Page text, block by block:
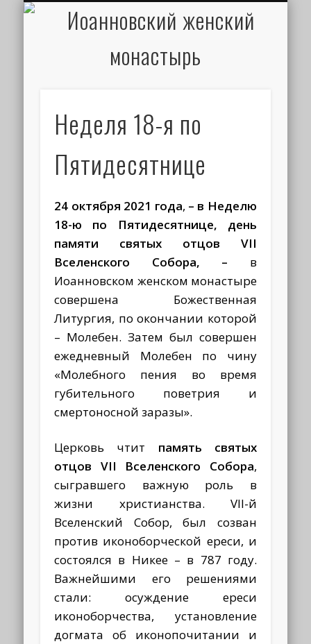
Неделя 18-я по
Пятидесятнице
24 октября 2021 года, – в Неделю
18-ю по Пятидесятнице, день
памяти святых отцов VII
Вселенского Собора, – в
Иоанновском женском монастыре
совершена Божественная
Литургия, по окончании которой
– Молебен. Затем был совершен
ежедневный Молебен по чину
«Молебного пения во время
губительного поветрия и
смертоносной заразы».
Церковь чтит память святых
отцов VII Вселенского Собора,
сыгравшего важную роль в
жизни христианства. VII-й
Вселенский Собор, был созван
против иконоборческой ереси, и
состоялся в Никее – в 787 году.
Важнейшими его решениями
стали: осуждение ереси
иконоборчества, установление
догмата об иконопочитании и